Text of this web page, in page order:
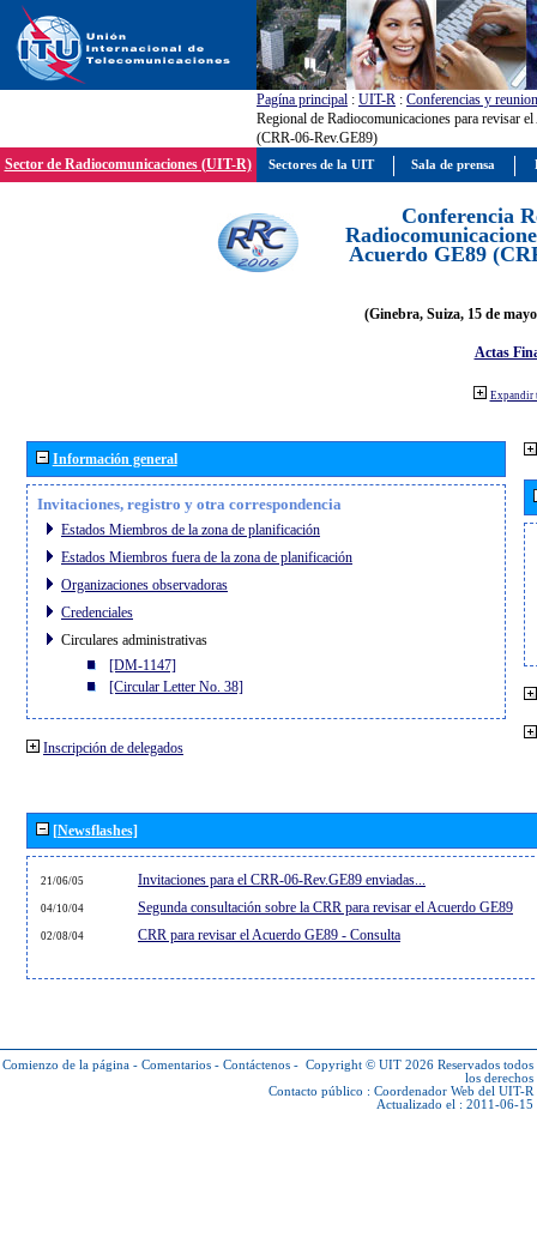
Pagína principal : UIT-R : Conferencias y
Regional de Radiocomunicaciones para revisar
(CRR-06-Rev.GE89)
Sector de Radiocomunicaciones (UIT-R)
Conferencia
Acuerdo GE89
(Ginebra, Suiza, 15 de
Actas
Expandir
Información general
Invitaciones, registro y otra correspondencia
Estados Miembros de la zona de planificación
Estados Miembros fuera de la zona de planificación
Organizaciones observadoras
Credenciales
Circulares administrativas
[DM-1147]
[Circular Letter No. 38]
Inscripción de delegados
[Newsflashes]
21/06/05 Invitaciones para el CRR-06-Rev.GE89 enviadas...
04/10/04 Segunda consultación sobre la CRR para revisar el Acuerdo GE89
02/08/04 CRR para revisar el Acuerdo GE89 - Consulta
Comienzo de la página - Comentarios - Contáctenos - Copyright © UIT 2026 Reservados todos
los derechos
Contacto público : Coordenador Web del UIT-R
Actualizado el : 2011-06-15
Sectores de la UIT Sala de prensa